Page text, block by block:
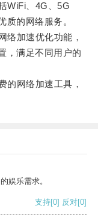
、4G、5G
质的网络服务。
加速优化功能，
，满足不同用户的
网络加速工具，
娱乐需求。
支持[0] 反对[0]